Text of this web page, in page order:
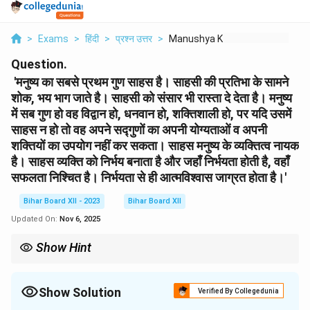
> Exams > हिंदी > प्रश्न उत्तर > Manushya Ka Sabse Pr...
Question.
'मनुष्य का सबसे प्रथम गुण साहस है। साहसी की प्रतिभा के सामने
शोक, भय भाग जाते है। साहसी को संसार भी रास्ता दे देता है। मनुष्य
में सब गुण हो वह विद्वान हो, धनवान हो, शक्तिशाली हो, पर यदि उसमें
साहस न हो तो वह अपने सद्गुणों का अपनी योग्यताओं व अपनी
शक्तियों का उपयोग नहीं कर सकता। साहस मनुष्य के व्यक्तित्व नायक
है। साहस व्यक्ति को निर्भय बनाता है और जहाँ निर्भयता होती है, वहाँ
सफलता निश्चित है। निर्भयता से ही आत्मविश्वास जाग्रत होता है।'
Bihar Board XII - 2023
Bihar Board XII
Updated On: Nov 6, 2025
Show Hint
Show Solution Verified By Collegedunia